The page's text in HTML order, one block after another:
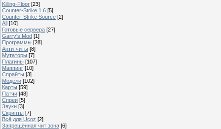
Killing-Floor [23]
Counter-Strike 1.6 [5]
Counter-Strike Source [2]
All [10]
Готовые сервера [27]
Garry's Mod [1]
Программы [28]
Анти-читы [8]
Мутаторы [7]
Плагины [107]
Маппинг [10]
Спрайты [3]
Модели [102]
Карты [59]
Патчи [48]
Спреи [5]
Звуки [3]
Скрипты [7]
Всё для Ucoz [2]
Запрещённая чит зона [6]